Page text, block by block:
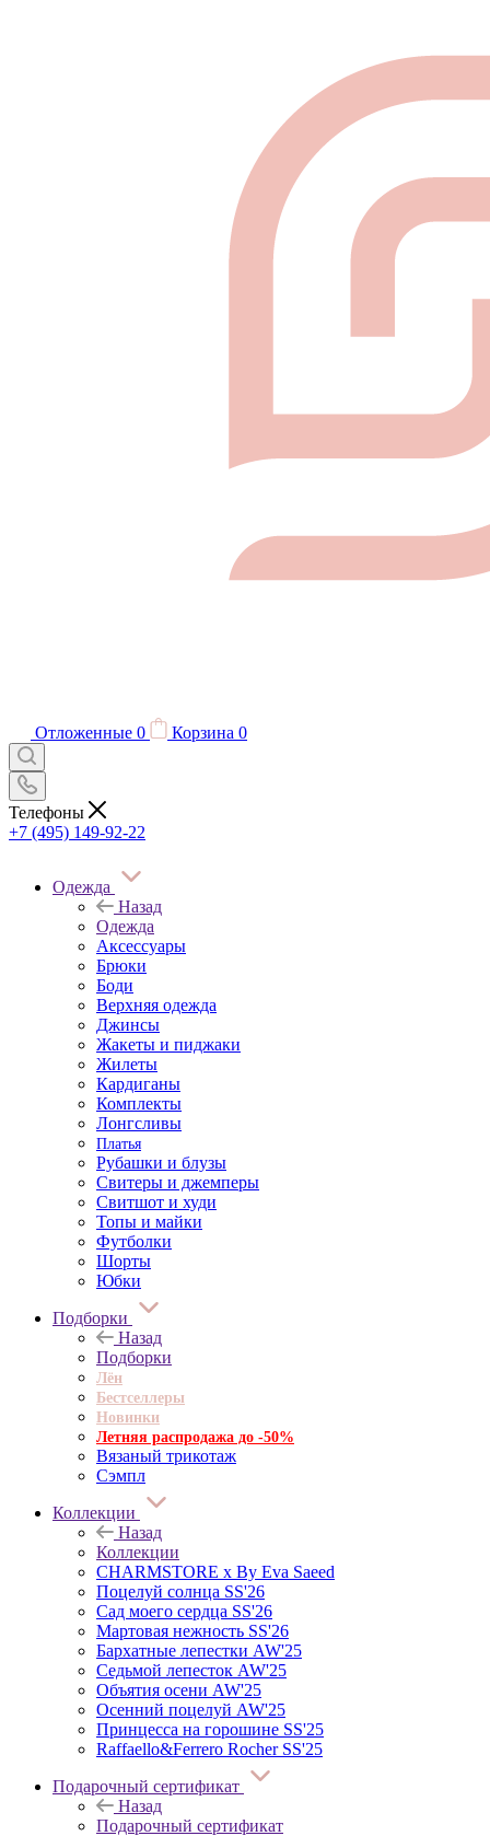
Отложенные 0 Корзина 0
Телефоны
+7 (495) 149-92-22
Одежда
Назад
Одежда
Аксессуары
Брюки
Боди
Верхняя одежда
Джинсы
Жакеты и пиджаки
Жилеты
Кардиганы
Комплекты
Лонгсливы
Платья
Рубашки и блузы
Свитеры и джемперы
Свитшот и худи
Топы и майки
Футболки
Шорты
Юбки
Подборки
Назад
Подборки
Лён
Бестселлеры
Новинки
Летняя распродажа до -50%
Вязаный трикотаж
Сэмпл
Коллекции
Назад
Коллекции
CHARMSTORE х By Eva Saeed
Поцелуй солнца SS'26
Сад моего сердца SS'26
Мартовая нежность SS'26
Бархатные лепестки AW'25
Седьмой лепесток AW'25
Объятия осени AW'25
Осенний поцелуй AW'25
Принцесса на горошине SS'25
Raffaello&Ferrero Rocher SS'25
Подарочный сертификат
Назад
Подарочный сертификат